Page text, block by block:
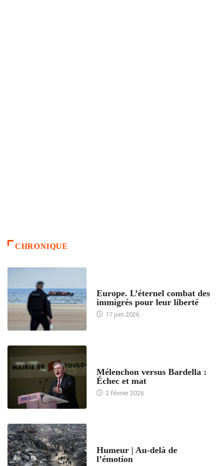
CHRONIQUE
Europe. L’éternel combat des
immigrés pour leur liberté
17 juin 2026
Mélenchon versus Bardella :
Échec et mat
2 février 2026
Humeur | Au-delà de
l’émotion